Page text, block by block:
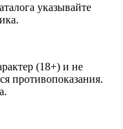
указывайте
(18+) и не
противопоказания.